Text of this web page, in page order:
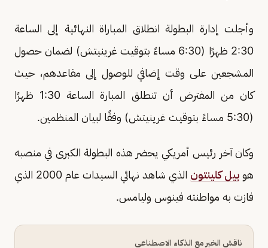
وأجلت إدارة البطولة انطلاق المباراة النهائية إلى الساعة
2:30 ظهرًا (6:30 مساءً بتوقيت غرينيتش) لضمان حصول
المشجعين على وقت إضافي للوصول إلى مقاعدهم، حيث
كان من المفترض أن تنطلق المبارة الساعة 1:30 ظهرًا
(5:30 مساءً بتوقيت غرينيتش) وفقًا لبيان المنظمين.
وكان آخر رئيس أمريكي يحضر هذه البطولة الكبرى في منصبه
هو بيل كلينتون
الذي شاهد نهائي السيدات عام 2000 الذي
فازت به مواطنته فينوس وليامس.
ناقش الخبر مع الذكاء الاصطناعي